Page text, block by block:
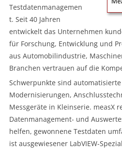
Testdatenmanagemen
t. Seit 40 Jahren
entwickelt das Unternehmen
für Forschung, Entwicklung und
aus Automobilindustrie,
Branchen vertrauen auf die
Schwerpunkte sind
Modernisierungen,
Messgeräte in Kleinserie. measX
Datenmanagement- und
helfen, gewonnene Testdaten
ist ausgewiesener LabVIEW-